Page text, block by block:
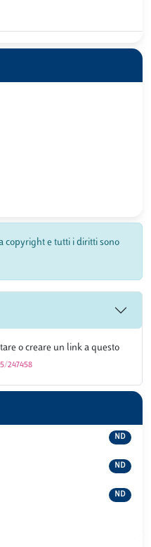
copyright e tutti i diritti sono
o creare un link a questo
247458
ND
ND
ND